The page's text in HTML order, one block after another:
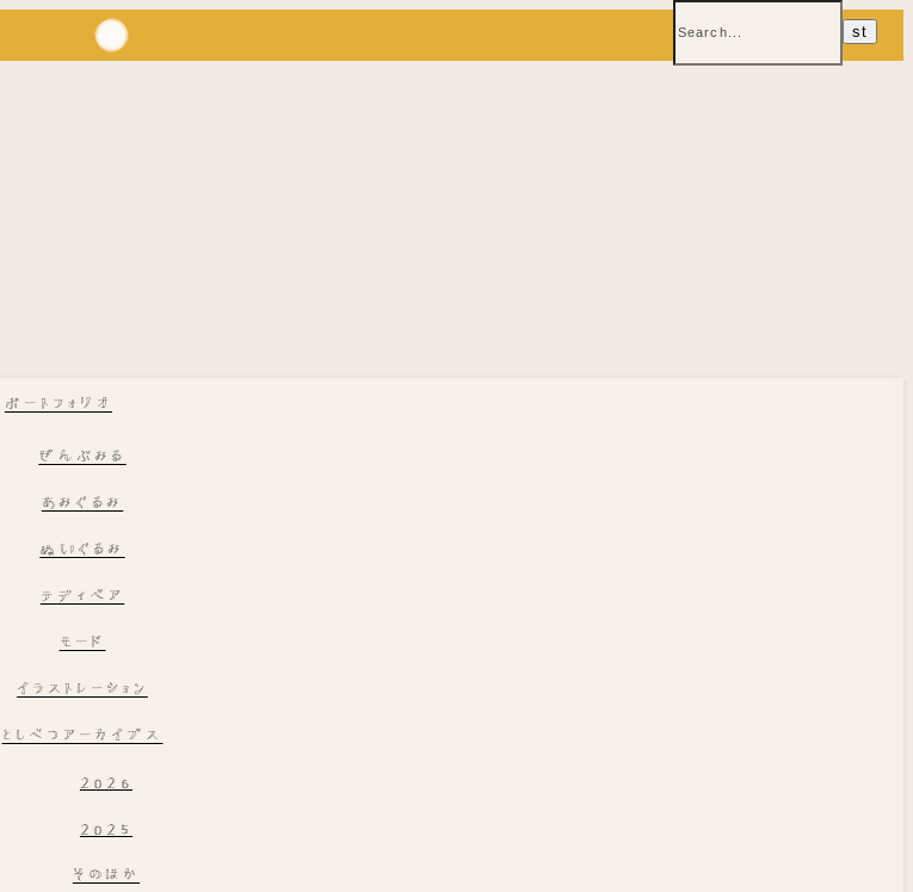
ポートフォリオ
ぜんぶみる
あみぐるみ
ぬいぐるみ
テディベア
モード
イラストレーション
としべつアーカイブス
2026
2025
そのほか